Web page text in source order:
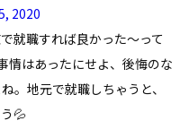
2020
就職すれば良かった〜って
情はあったにせよ、後悔のな
。地元で就職しちゃうと、
💦